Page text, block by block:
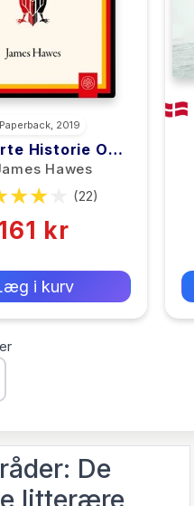
2019
Historie Om
Hawes
(22)
kr
i kurv
De
litterære